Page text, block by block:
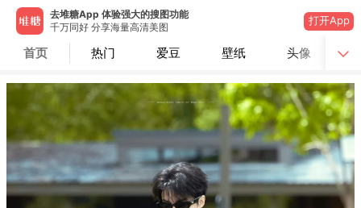
去堆糖App 体验强大的搜图功能
千万同好 分享海量高清美图
打开App
首页 热门 爱豆 壁纸 头像